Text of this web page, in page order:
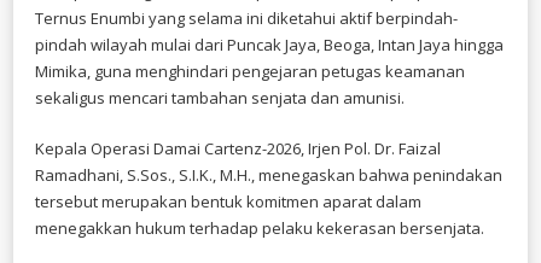
Ternus Enumbi yang selama ini diketahui aktif berpindah-
pindah wilayah mulai dari Puncak Jaya, Beoga, Intan Jaya hingga
Mimika, guna menghindari pengejaran petugas keamanan
sekaligus mencari tambahan senjata dan amunisi.
Kepala Operasi Damai Cartenz-2026, Irjen Pol. Dr. Faizal
Ramadhani, S.Sos., S.I.K., M.H., menegaskan bahwa penindakan
tersebut merupakan bentuk komitmen aparat dalam
menegakkan hukum terhadap pelaku kekerasan bersenjata.